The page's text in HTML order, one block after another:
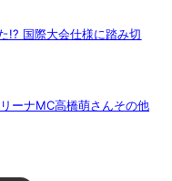
!? 国際大会仕様に踏み切
ーナMC高橋萌さんその他